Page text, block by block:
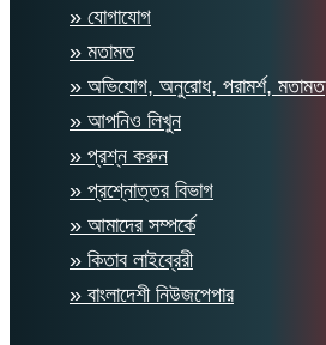
» যোগাযোগ
» মতামত
» অভিযোগ, অনুরোধ, পরামর্শ, মতামত
» আপনিও লিখুন
» প্রশ্ন করুন
» প্রশ্নোত্তর বিভাগ
» আমাদের সম্পর্কে
» কিতাব লাইব্রেরী
» বাংলাদেশী নিউজপেপার